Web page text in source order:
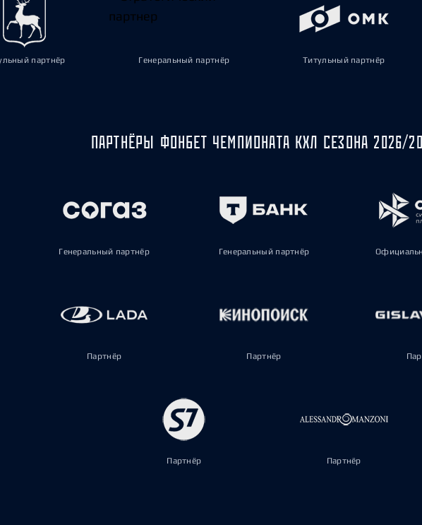
партнёр Генеральный партнёр Титульный партнёр
ПАРТНЁРЫ ФОНБЕТ ЧЕМПИОНАТА КХЛ СЕЗОНА 2026/
Генеральный партнёр Генеральный партнёр
Партнёр Партнёр
Партнёр Партнёр